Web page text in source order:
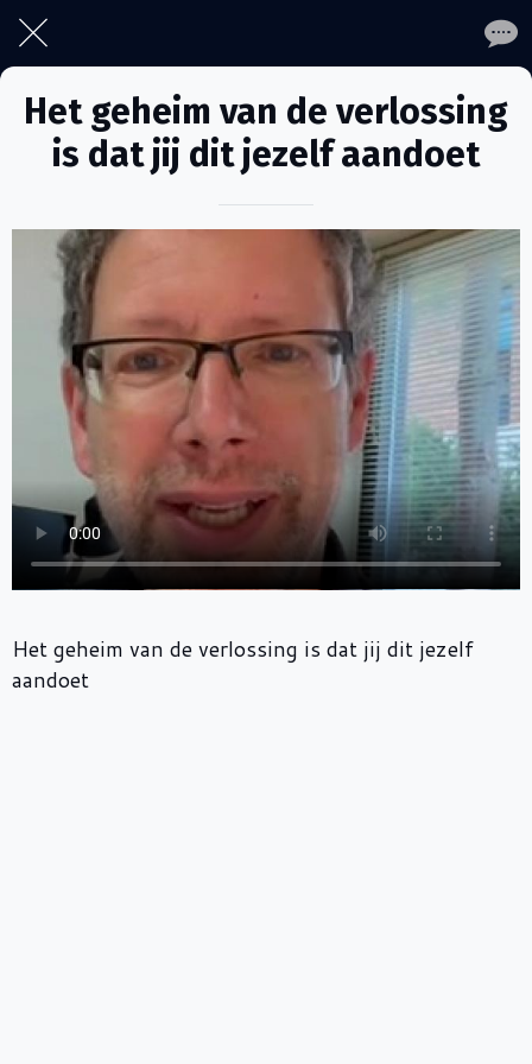
Het geheim van de verlossing
is dat jij dit jezelf aandoet
Het geheim van de verlossing is dat jij dit jezelf
aandoet